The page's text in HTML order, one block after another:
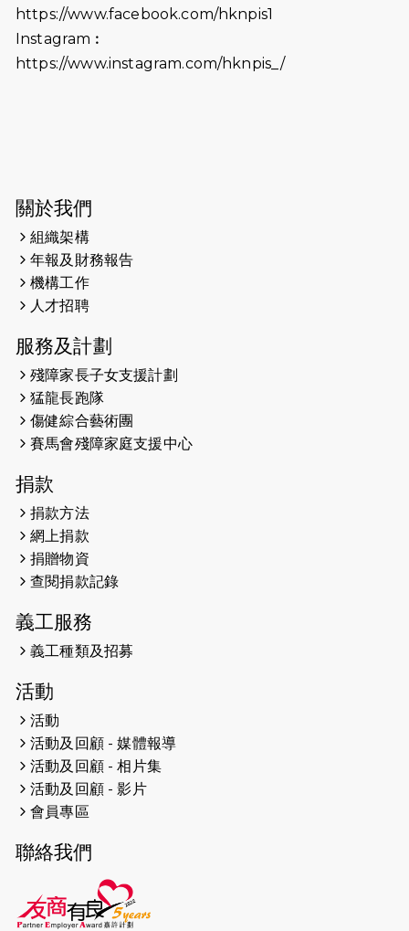
2026-06-18
猛龍長跑隊恆常練習 - 6月18日
2026-06-11
猛龍長跑隊恆常練習 - 6月11日（19:00
2026-05-28
2026-05-22
2026-05-21
2026-05-14
（19:00開始）
2026-05-07
開始）
2026-04-30
2026-04-25
2026-04-24
2026-04-23
2026-04-19
2026-04-16
猛龍長跑隊恆常練習 - 4月16日
（19:00開始）
2026-04-12
2026-04-11
2026-04-10 太古家＋賞系列：漫步魔術與音樂
https://www.facebook.com/hknpis1
Instagram︰
https://www.instagram.com/hknpis_/
關於我們
組織架構
年報及財務報告
機構工作
人才招聘
服務及計劃
殘障家長子女支援計劃
猛龍長跑隊
傷健綜合藝術團
賽馬會殘障家庭支援中心
捐款
捐款方法
網上捐款
捐贈物資
查閱捐款記錄
義工服務
義工種類及招募
活動
活動
活動及回顧 - 媒體報導
活動及回顧 - 相片集
活動及回顧 - 影片
會員專區
聯絡我們